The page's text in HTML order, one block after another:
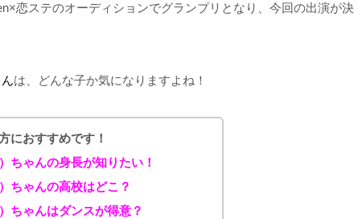
恋ステのオーディションでグランプリとなり、今回の出演が決
は、どんな子か気になりますよね！
におすすめです！
ちゃんの身長が知りたい！
ちゃんの高校はどこ？
ちゃんはダンスが得意？